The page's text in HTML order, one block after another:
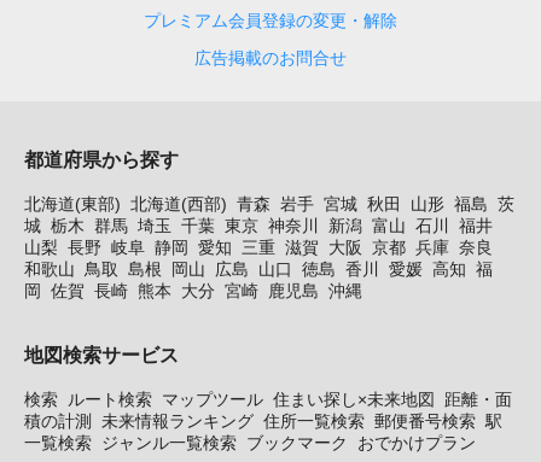
プレミアム会員登録の変更・解除
広告掲載のお問合せ
都道府県から探す
北海道(東部) 北海道(西部) 青森 岩手 宮城 秋田 山形 福島 茨
城 栃木 群馬 埼玉 千葉 東京 神奈川 新潟 富山 石川
福井
山梨 長野 岐阜 静岡 愛知 三重 滋賀 大阪 京都 兵庫 奈良
和歌山 鳥取 島根 岡山 広島 山口 徳島 香川 愛媛 高知 福
岡
佐賀 長崎 熊本 大分 宮崎 鹿児島 沖縄
地図検索サービス
検索 ルート検索 マップツール 住まい探し×未来地図
距離・面
積の計測
未来情報ランキング 住所一覧検索 郵便番号検索 駅
一覧検索 ジャンル一覧検索 ブックマーク おでかけプラン